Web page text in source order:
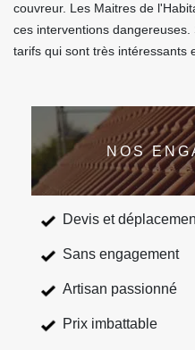
couvreur. Les Maitres de
ces interventions
tarifs qui sont très intéressants
NOS
Devis et
Sans engagement
Artisan passionné
Prix imbattable